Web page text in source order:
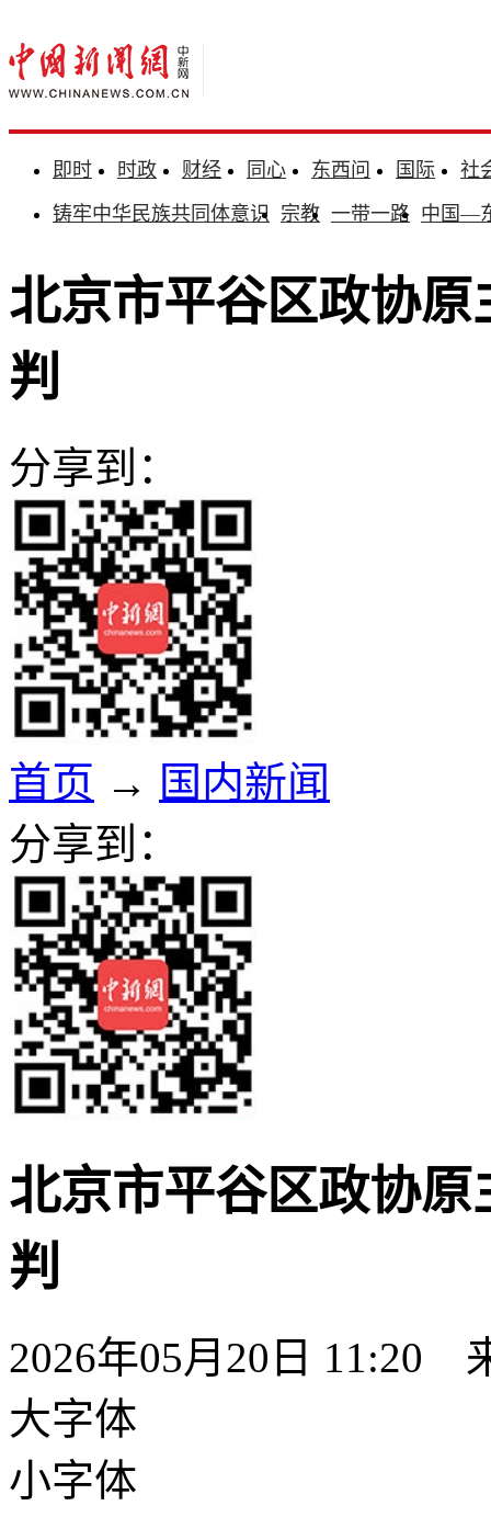
即时 时政 财经 同心 东西问 国际
社
铸牢中华民族共同体意识 宗教 一带一路 中国—
北京市平谷区政协
判
分享到：
首页 → 国内新闻
分享到：
北京市平谷区政协
判
2026年05月20日 11:20
大字体
小字体